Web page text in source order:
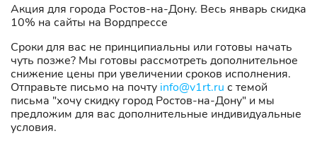
Акция для города Ростов-на-Дону. Весь январь скидка
10% на сайты на Вордпрессе
Сроки для вас не принципиальны или готовы начать
чуть позже? Мы готовы рассмотреть дополнительное
снижение цены при увеличении сроков исполнения.
Отправьте письмо на почту info@v1rt.ru с темой
письма "хочу скидку город Ростов-на-Дону" и мы
предложим для вас дополнительные индивидуальные
условия.